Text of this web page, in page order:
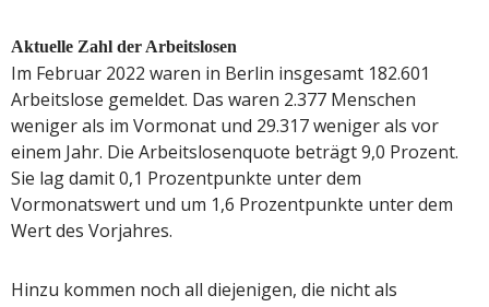
Aktuelle Zahl der Arbeitslosen
Im Februar 2022 waren in Berlin insgesamt 182.601
Arbeitslose gemeldet. Das waren 2.377 Menschen
weniger als im Vormonat und 29.317 weniger als vor
einem Jahr. Die Arbeitslosenquote beträgt 9,0 Prozent.
Sie lag damit 0,1 Prozentpunkte unter dem
Vormonatswert und um 1,6 Prozentpunkte unter dem
Wert des Vorjahres.
Hinzu kommen noch all diejenigen, die nicht als